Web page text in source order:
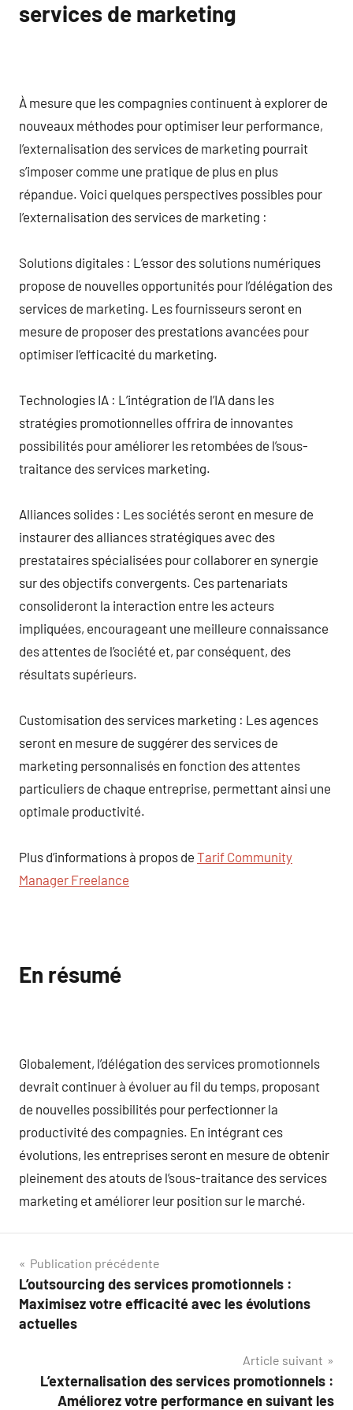
services de marketing
À mesure que les compagnies continuent à explorer de
nouveaux méthodes pour optimiser leur performance,
l’externalisation des services de marketing pourrait
s’imposer comme une pratique de plus en plus
répandue. Voici quelques perspectives possibles pour
l’externalisation des services de marketing :
Solutions digitales : L’essor des solutions numériques
propose de nouvelles opportunités pour l’délégation des
services de marketing. Les fournisseurs seront en
mesure de proposer des prestations avancées pour
optimiser l’efficacité du marketing.
Technologies IA : L’intégration de l’IA dans les
stratégies promotionnelles offrira de innovantes
possibilités pour améliorer les retombées de l’sous-
traitance des services marketing.
Alliances solides : Les sociétés seront en mesure de
instaurer des alliances stratégiques avec des
prestataires spécialisées pour collaborer en synergie
sur des objectifs convergents. Ces partenariats
consolideront la interaction entre les acteurs
impliquées, encourageant une meilleure connaissance
des attentes de l’société et, par conséquent, des
résultats supérieurs.
Customisation des services marketing : Les agences
seront en mesure de suggérer des services de
marketing personnalisés en fonction des attentes
particuliers de chaque entreprise, permettant ainsi une
optimale productivité.
Plus d’informations à propos de Tarif Community
Manager Freelance
En résumé
Globalement, l’délégation des services promotionnels
devrait continuer à évoluer au fil du temps, proposant
de nouvelles possibilités pour perfectionner la
productivité des compagnies. En intégrant ces
évolutions, les entreprises seront en mesure de obtenir
pleinement des atouts de l’sous-traitance des services
marketing et améliorer leur position sur le marché.
Navigation
de
l’article
Publication précédente
L’outsourcing des services promotionnels :
Maximisez votre efficacité avec les évolutions
actuelles
Article suivant
L’externalisation des services promotionnels :
Améliorez votre performance en suivant les